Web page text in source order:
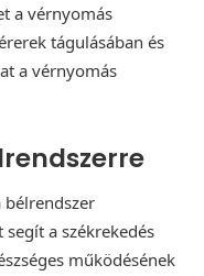
a vérnyomás
tágulásában és
a vérnyomás
a székrekedés
működésének